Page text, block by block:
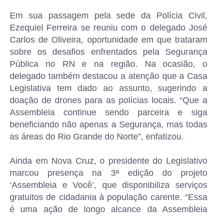
Em sua passagem pela sede da Polícia Civil,
Ezequiel Ferreira se reuniu com o delegado José
Carlos de Oliveira, oportunidade em que trataram
sobre os desafios enfrentados pela Segurança
Pública no RN e na região. Na ocasião, o
delegado também destacou a atenção que a Casa
Legislativa tem dado ao assunto, sugerindo a
doação de drones para as polícias locais. “Que a
Assembleia continue sendo parceira e siga
beneficiando não apenas a Segurança, mas todas
as áreas do Rio Grande do Norte”, enfatizou.
Ainda em Nova Cruz, o presidente do Legislativo
marcou presença na 3ª edição do projeto
‘Assembleia e Você’, que disponibiliza serviços
gratuitos de cidadania à população carente. “Essa
é uma ação de longo alcance da Assembleia